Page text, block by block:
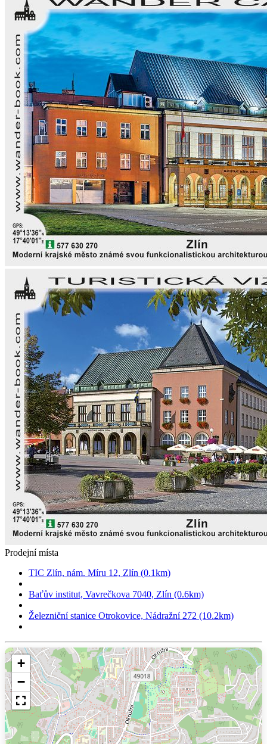
Prodejní místa
TIC Zlín, nám. Míru 12, Zlín (0.1km)
Baťův institut, Vavrečkova 7040, Zlín (0.6km)
Železniční stanice Otrokovice, Nádražní 272 (10.2km)
+
−